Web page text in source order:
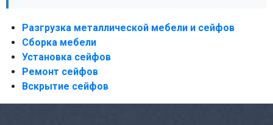
Разгрузка металлической мебели и сейфов
Сборка мебели
Установка сейфов
Ремонт сейфов
Вскрытие сейфов